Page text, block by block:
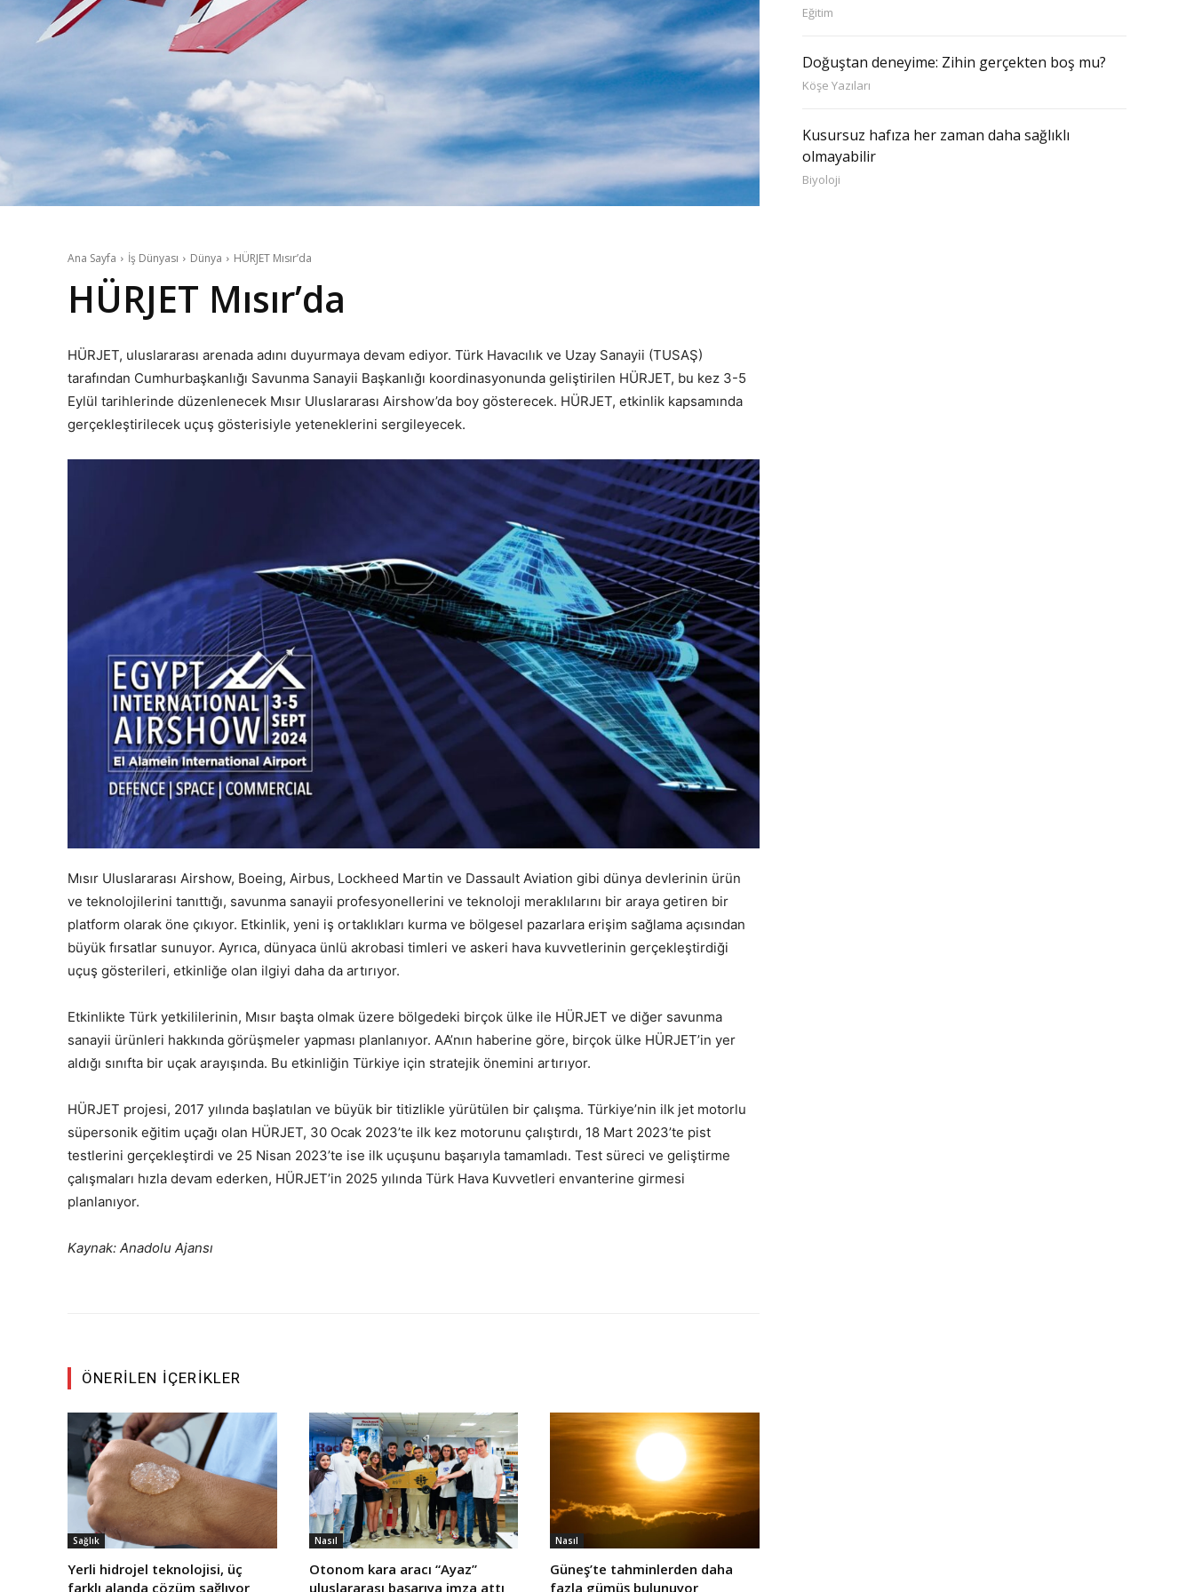
Ana Sayfa İş Dünyası Dünya HÜRJET Mısır’da
HÜRJET Mısır’da
HÜRJET, uluslararası arenada adını duyurmaya devam ediyor. Türk Havacılık ve Uzay Sanayii (TUSAŞ)
tarafından Cumhurbaşkanlığı Savunma Sanayii Başkanlığı koordinasyonunda geliştirilen HÜRJET, bu kez 3-5
Eylül tarihlerinde düzenlenecek Mısır Uluslararası Airshow’da boy gösterecek. HÜRJET, etkinlik kapsamında
gerçekleştirilecek uçuş gösterisiyle yeteneklerini sergileyecek.
Mısır Uluslararası Airshow, Boeing, Airbus, Lockheed Martin ve Dassault Aviation gibi dünya devlerinin ürün
ve teknolojilerini tanıttığı, savunma sanayii profesyonellerini ve teknoloji meraklılarını bir araya getiren bir
platform olarak öne çıkıyor. Etkinlik, yeni iş ortaklıkları kurma ve bölgesel pazarlara erişim sağlama açısından
büyük fırsatlar sunuyor. Ayrıca, dünyaca ünlü akrobasi timleri ve askeri hava kuvvetlerinin gerçekleştirdiği
uçuş gösterileri, etkinliğe olan ilgiyi daha da artırıyor.
Etkinlikte Türk yetkililerinin, Mısır başta olmak üzere bölgedeki birçok ülke ile HÜRJET ve diğer savunma
sanayii ürünleri hakkında görüşmeler yapması planlanıyor. AA’nın haberine göre, birçok ülke HÜRJET’in yer
aldığı sınıfta bir uçak arayışında. Bu etkinliğin Türkiye için stratejik önemini artırıyor.
HÜRJET projesi, 2017 yılında başlatılan ve büyük bir titizlikle yürütülen bir çalışma. Türkiye’nin ilk jet motorlu
süpersonik eğitim uçağı olan HÜRJET, 30 Ocak 2023’te ilk kez motorunu çalıştırdı, 18 Mart 2023’te pist
testlerini gerçekleştirdi ve 25 Nisan 2023’te ise ilk uçuşunu başarıyla tamamladı. Test süreci ve geliştirme
çalışmaları hızla devam ederken, HÜRJET’in 2025 yılında Türk Hava Kuvvetleri envanterine girmesi
planlanıyor.
Kaynak: Anadolu Ajansı
ÖNERILEN İÇERIKLER
Sağlık
Yerli hidrojel teknolojisi, üç
farklı alanda çözüm sağlıyor
Nasıl
Otonom kara aracı “Ayaz”
uluslararası başarıya imza attı
Nasıl
Güneş’te tahminlerden daha
fazla gümüş bulunuyor
Eğitim
Doğuştan deneyime: Zihin gerçekten boş mu?
Köşe Yazıları
Kusursuz hafıza her zaman daha sağlıklı
olmayabilir
Biyoloji